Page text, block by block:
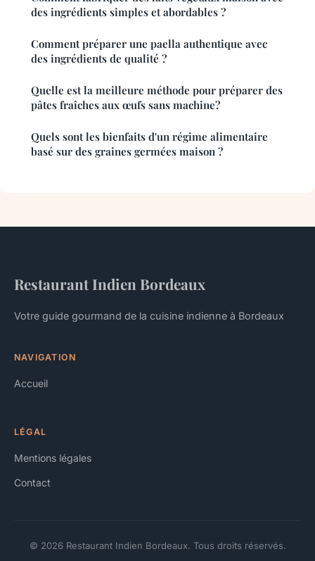
des ingrédients simples et abordables ?
Comment préparer une paella authentique avec
des ingrédients de qualité ?
Quelle est la meilleure méthode pour préparer des
pâtes fraîches aux œufs sans machine?
Quels sont les bienfaits d'un régime alimentaire
basé sur des graines germées maison ?
Restaurant Indien Bordeaux
Votre guide gourmand de la cuisine indienne à Bordeaux
NAVIGATION
Accueil
LÉGAL
Mentions légales
Contact
© 2026 Restaurant Indien Bordeaux. Tous droits réservés.